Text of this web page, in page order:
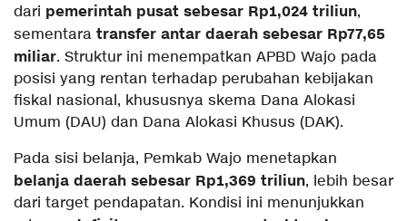
dari pemerintah pusat sebesar Rp1,024 triliun,
sementara transfer antar daerah sebesar Rp77,65
miliar. Struktur ini menempatkan APBD Wajo pada
posisi yang rentan terhadap perubahan kebijakan
fiskal nasional, khususnya skema Dana Alokasi
Umum (DAU) dan Dana Alokasi Khusus (DAK).
Pada sisi belanja, Pemkab Wajo menetapkan
belanja daerah sebesar Rp1,369 triliun, lebih besar
dari target pendapatan. Kondisi ini menunjukkan